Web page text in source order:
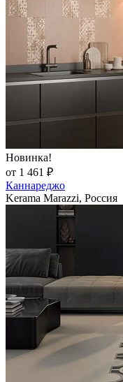
Новинка!
от 1 461 ₽
Каннареджо
Kerama Marazzi, Россия